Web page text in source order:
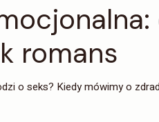
romans
o seks? Kiedy mówimy o